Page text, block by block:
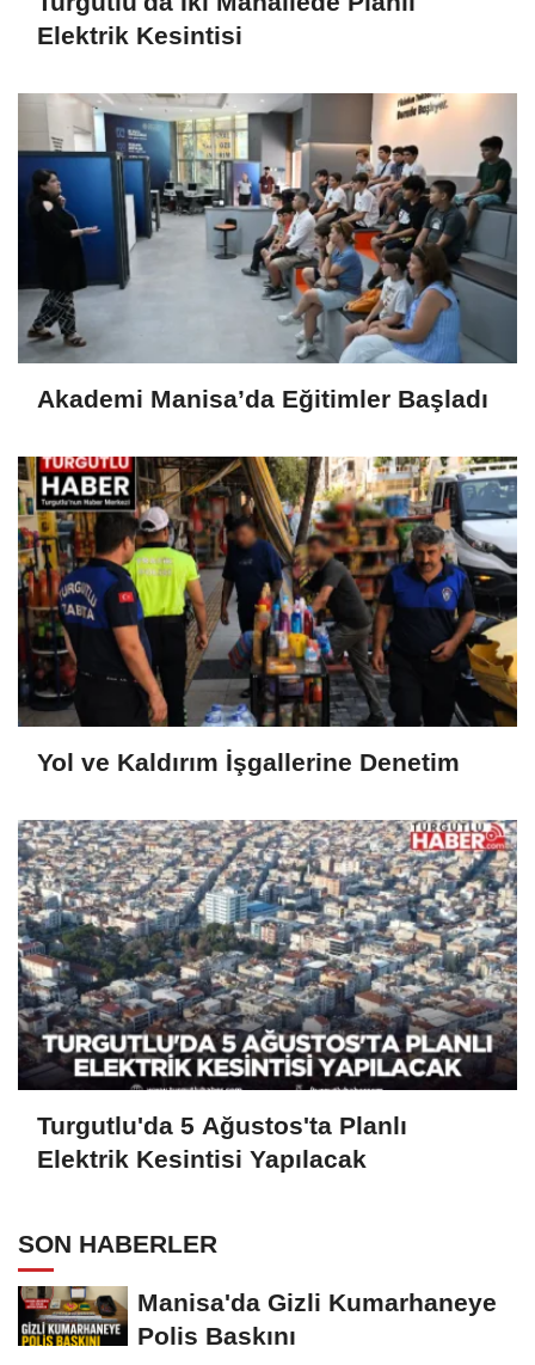
Elektrik Kesintisi
Akademi Manisa’da Eğitimler Başladı
Yol ve Kaldırım İşgallerine Denetim
Turgutlu'da 5 Ağustos'ta Planlı
Elektrik Kesintisi Yapılacak
SON HABERLER
Manisa'da Gizli Kumarhaneye
Polis Baskını